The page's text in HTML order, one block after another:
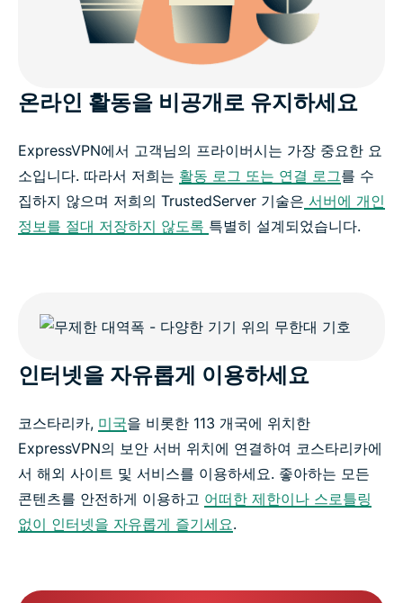
온라인 활동을 비공개로 유지하세요
ExpressVPN에서 고객님의 프라이버시는 가장 중요한 요
소입니다. 따라서 저희는 활동 로그 또는 연결 로그를 수
집하지 않으며 저희의 TrustedServer 기술은 서버에 개인
정보를 절대 저장하지 않도록 특별히 설계되었습니다.
인터넷을 자유롭게 이용하세요
코스타리카, 미국을 비롯한 113 개국에 위치한
ExpressVPN의 보안 서버 위치에 연결하여 코스타리카에
서 해외 사이트 및 서비스를 이용하세요. 좋아하는 모든
콘텐츠를 안전하게 이용하고 어떠한 제한이나 스로틀링
없이 인터넷을 자유롭게 즐기세요.